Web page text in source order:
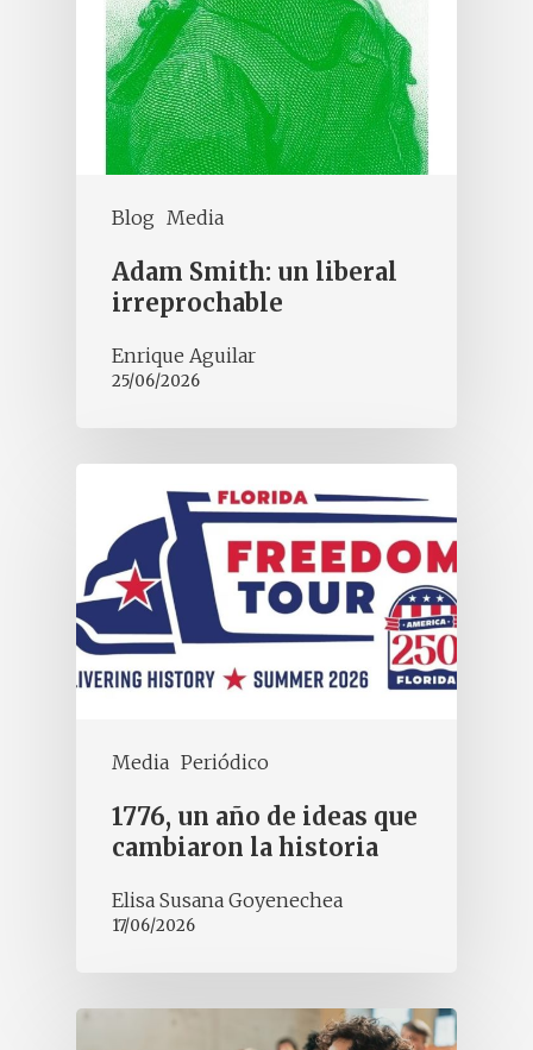
Blog Media
Adam Smith: un liberal
irreprochable
Enrique Aguilar
25/06/2026
Media Periódico
1776, un año de ideas que
cambiaron la historia
Elisa Susana Goyenechea
17/06/2026